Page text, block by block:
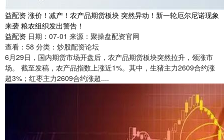
益配资 涨价！减产！农产品期货板块 突然异动！新一轮厄尔尼诺现象
来袭 粮农组织发出警告！
益配资 日期：07-01 来源：聚操盘配资官网
查看： 58 分类： 炒股配资论坛
6月29日，国内期货市场开盘后，农产品期货板块突然拉升，领涨市
场。 截至发稿，农产品指数上涨近1%。其中，生猪主力2609合约涨
超3%；红枣主力2609合约涨超....